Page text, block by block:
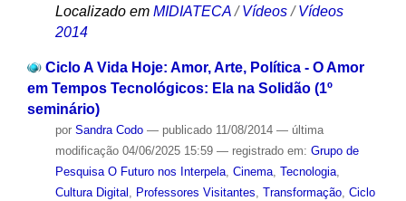
Localizado em MIDIATECA / Vídeos / Vídeos
2014
Ciclo A Vida Hoje: Amor, Arte, Política - O Amor
em Tempos Tecnológicos: Ela na Solidão (1º
seminário)
por Sandra Codo — publicado11/08/2014 — última
modificação04/06/2025 15:59 — registrado em: Grupo de
Pesquisa O Futuro nos Interpela, Cinema, Tecnologia,
Cultura Digital , Professores Visitantes, Transformação, Ciclo